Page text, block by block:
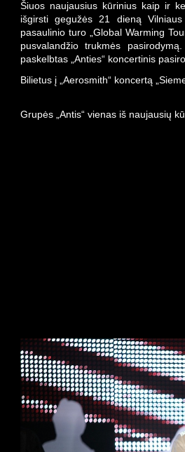
Šiuos naujausius kūrinius kaip ir
išgirsti gegužės 21 dieną Vilniaus
pasaulinio turo „Global Warming
pusvalandžio trukmės
paskelbtas „Anties“ koncertinis
Bilietus į „Aerosmith“ koncertą
Grupės „Antis“ vienas iš naujausių